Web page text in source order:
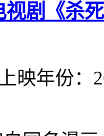
视剧《杀
上映年份：